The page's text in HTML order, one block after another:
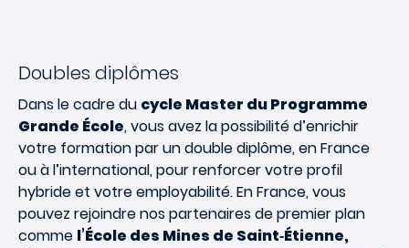
Doubles diplômes
Dans le cadre du cycle Master du Programme
Grande École, vous avez la possibilité d’enrichir
votre formation par un double diplôme, en France
ou à l’international, pour renforcer votre profil
hybride et votre employabilité.En France, vous
pouvez rejoindre nos partenaires de premier plan
comme l’École des Mines de Saint‑Étienne,